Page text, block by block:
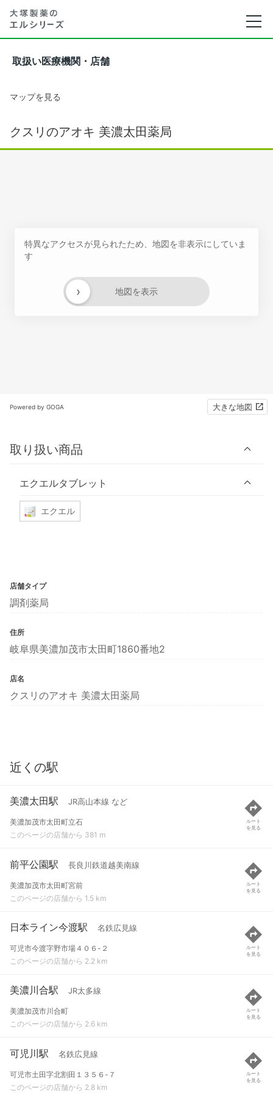
取扱い医療機関・店舗
マップを見る
クスリのアオキ 美濃太田薬局
特異なアクセスが見られたため、地図を非表示にしていま
す
地図を表示
›
Powered by GOGA 大きな地図
取り扱い商品
エクエルタブレット
エクエル
店舗タイプ
調剤薬局
住所
岐阜県美濃加茂市太田町1860番地2
店名
クスリのアオキ 美濃太田薬局
近くの駅
美濃太田駅 JR高山本線 など
美濃加茂市太田町立石
このページの店舗から 381 m
ルート
を見る
前平公園駅 長良川鉄道越美南線
美濃加茂市太田町宮前
このページの店舗から 1.5 km
ルート
を見る
日本ライン今渡駅 名鉄広見線
可児市今渡字野市場４０６-２
このページの店舗から 2.2 km
ルート
を見る
美濃川合駅 JR太多線
美濃加茂市川合町
このページの店舗から 2.6 km
ルート
を見る
可児川駅 名鉄広見線
可児市土田字北割田１３５６-７
このページの店舗から 2.8 km
ルート
を見る